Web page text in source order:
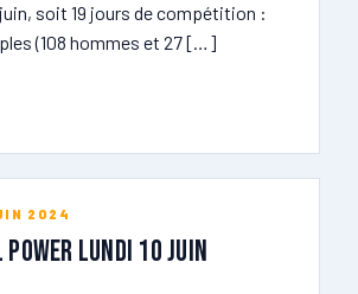
juin, soit 19 jours de compétition :
(108 hommes et 27 […]
2024
POWER lundi 10 juin